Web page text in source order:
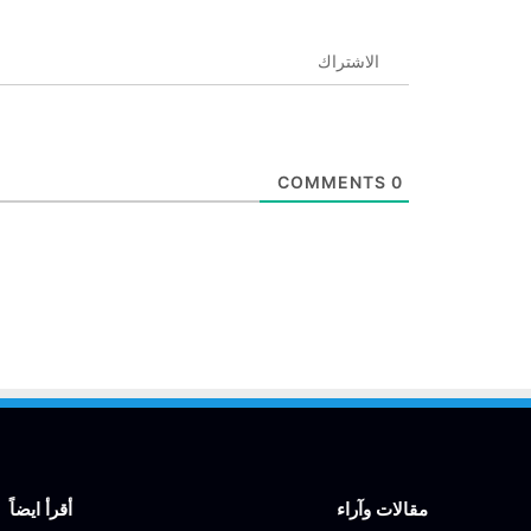
الاشتراك
0
مقالات وآراء أقرأ ايضاً